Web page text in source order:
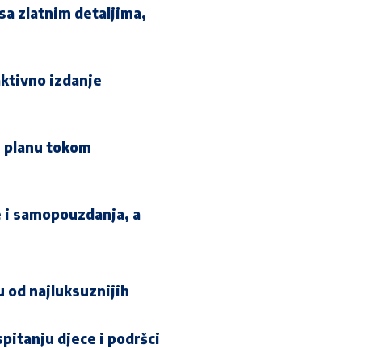
zlatnim detaljima,
izdanje
tokom
samopouzdanja, a
od najluksuznijih
djece i podršci